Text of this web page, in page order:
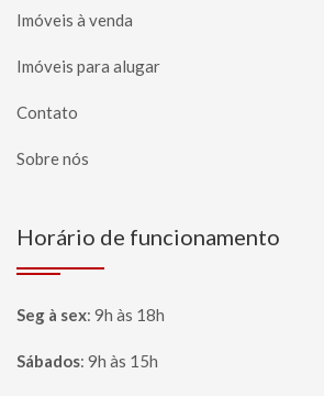
Imóveis à venda
Imóveis para alugar
Contato
Sobre nós
Horário de funcionamento
Seg à sex: 9h às 18h
Sábados: 9h às 15h